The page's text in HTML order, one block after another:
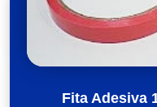
Fita Adesiva